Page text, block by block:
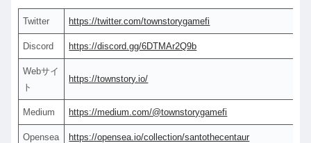
Twitter https://twitter.com/townstorygamefi
Discord https://discord.gg/6DTMAr2Q9b
Webサイ
ト
https://townstory.io/
Medium https://medium.com/@townstorygamefi
Opensea https://opensea.io/collection/santothecentaur